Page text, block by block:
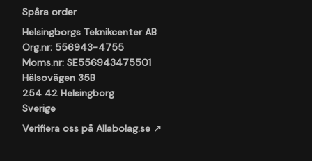
Spåra order
Helsingborgs Teknikcenter AB
Org.nr: 556943-4755
Moms.nr: SE556943475501
Hälsovägen 35B
254 42 Helsingborg
Sverige
Verifiera oss på Allabolag.se ↗